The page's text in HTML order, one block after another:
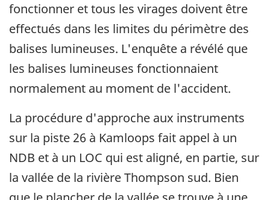
fonctionner et tous les virages doivent être
effectués dans les limites du périmètre des
balises lumineuses. L'enquête a révélé que
les balises lumineuses fonctionnaient
normalement au moment de l'accident.
La procédure d'approche aux instruments
sur la piste 26 à Kamloops fait appel à un
NDB et à un LOC qui est aligné, en partie, sur
la vallée de la rivière Thompson sud. Bien